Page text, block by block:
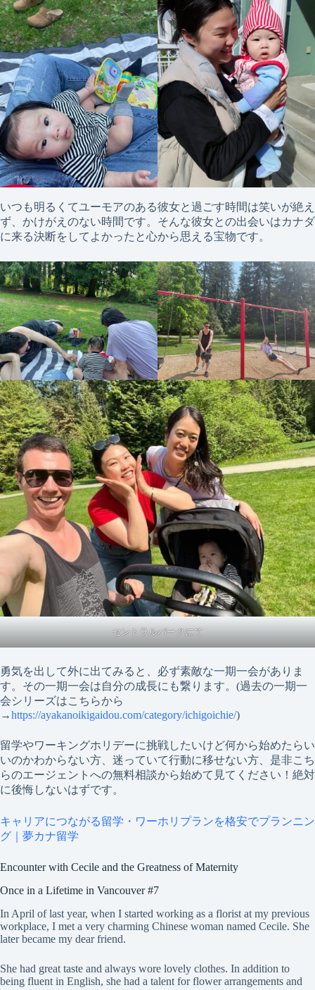
いつも明るくてユーモアのある彼女と過ごす時間は笑いが絶え
ず、かけがえのない時間です。そんな彼女との出会いはカナダ
に来る決断をしてよかったと心から思える宝物です。
セントラルパークにて
勇気を出して外に出てみると、必ず素敵な一期一会がありま
す。その一期一会は自分の成長にも繋ります。(過去の一期一
会シリーズはこちらから
→https://ayakanoikigaidou.com/category/ichigoichie/)
留学やワーキングホリデーに挑戦したいけど何から始めたらい
いのかわからない方、迷っていて行動に移せない方、是非こち
らのエージェントへの無料相談から始めて見てください！絶対
に後悔しないはずです。
キャリアにつながる留学・ワーホリプランを格安でプランニン
グ｜夢カナ留学
Encounter with Cecile and the Greatness of Maternity
Once in a Lifetime in Vancouver #7
In April of last year, when I started working as a florist at my previous
workplace, I met a very charming Chinese woman named Cecile. She
later became my dear friend.
She had great taste and always wore lovely clothes. In addition to
being fluent in English, she had a talent for flower arrangements and